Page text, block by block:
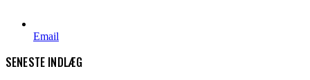
Email
SENESTE INDLÆG